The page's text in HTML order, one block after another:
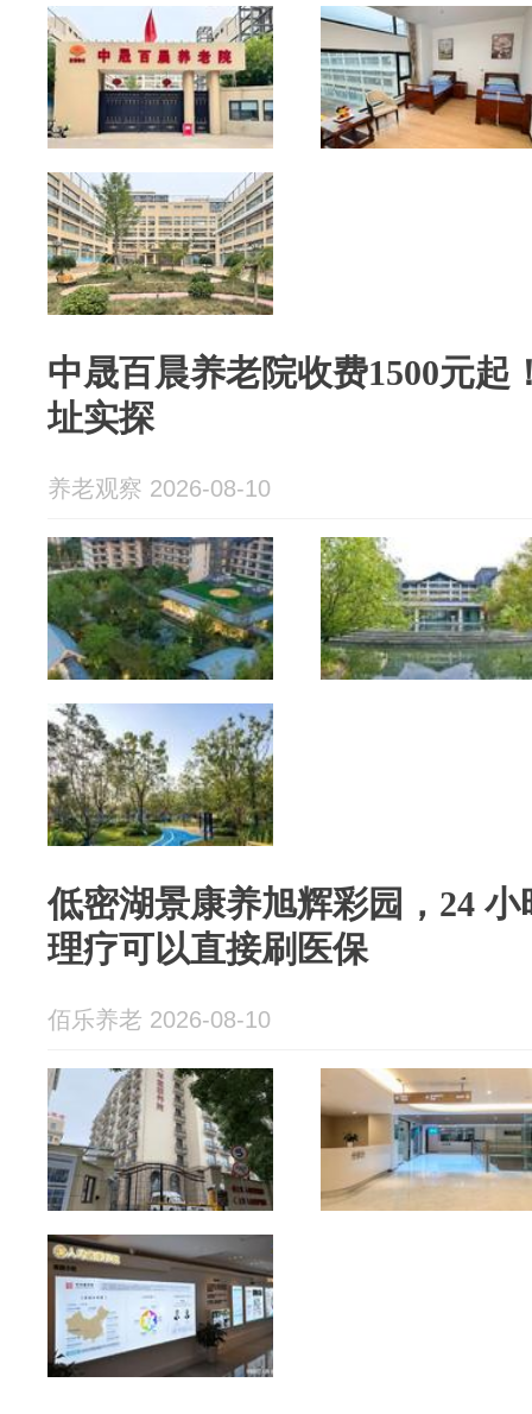
中晟百晨养老院收费1500元起
址实探
养老观察 2026-08-10
低密湖景康养旭辉彩园，24
理疗可以直接刷医保
佰乐养老 2026-08-10